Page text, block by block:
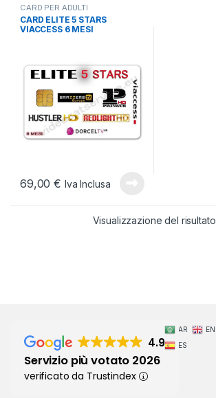
CARD PER ADULTI
CARD ELITE 5 STARS
VIACCESS 6 MESI
69,00€ Iva Inclusa
Visualizzazione del risultato
4.9
Servizio più votato 2026
verificato da Trustindex
AR EN
ES